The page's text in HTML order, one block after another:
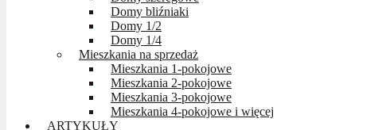
Domy bliźniaki
Domy 1/2
Domy 1/4
Mieszkania na sprzedaż
Mieszkania 1-pokojowe
Mieszkania 2-pokojowe
Mieszkania 3-pokojowe
Mieszkania 4-pokojowe i więcej
ARTYKUŁY